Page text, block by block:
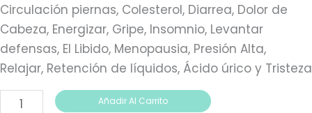
Circulación piernas, Colesterol, Diarrea, Dolor de
Cabeza, Energizar, Gripe, Insomnio, Levantar
defensas, El Libido, Menopausia, Presión Alta,
Relajar, Retención de líquidos, Ácido úrico y Tristeza
Añadir Al Carrito